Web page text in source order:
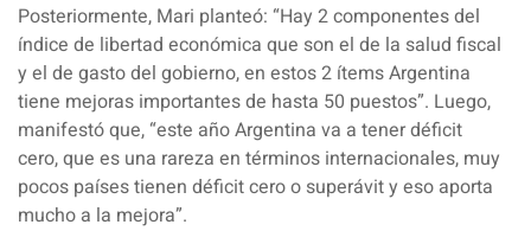
Posteriormente, Mari planteó: “Hay 2 componentes del
índice de libertad económica que son el de la salud fiscal
y el de gasto del gobierno,en estos 2 ítems Argentina
tiene mejoras importantes de hasta 50 puestos”. Luego,
manifestó que, “este año Argentina va a tener déficit
cero,que es una rareza en términos internacionales, muy
pocos países tienen déficit cero o superávit y eso aporta
mucho a la mejora”.